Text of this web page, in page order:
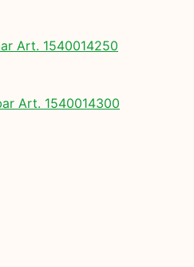
Art. 1540014250
Art. 1540014300